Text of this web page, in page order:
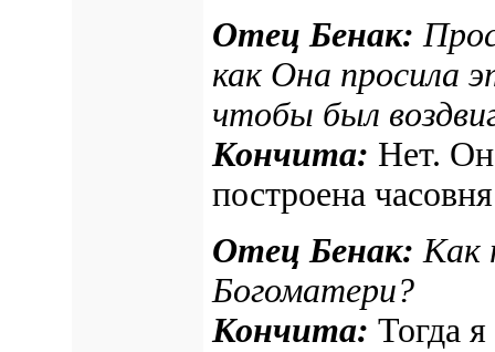
Отец Бенак:
как Она просила
чтобы был
Кончита: Нет.
построена
Отец Бенак: Как
Богоматери?
Кончита: Тогда